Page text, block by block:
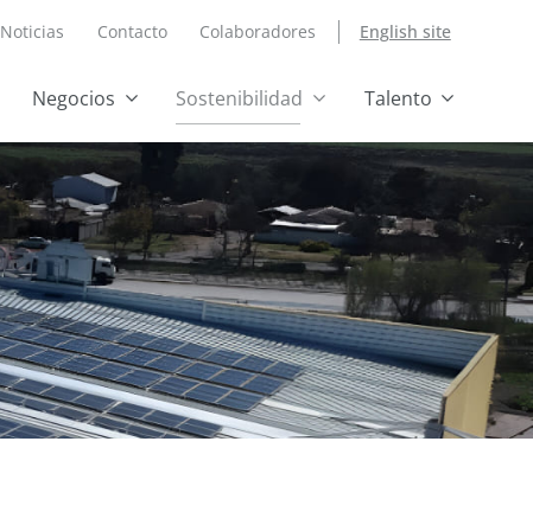
Noticias Contacto Colaboradores English site
Negocios Sostenibilidad Talento